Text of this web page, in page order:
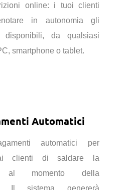
online: i tuoi clienti
in autonomia gli
disponibili, da qualsiasi
smartphone o tablet.
Automatici
automatici per
ai clienti di saldare la
al momento della
Il sistema genererà